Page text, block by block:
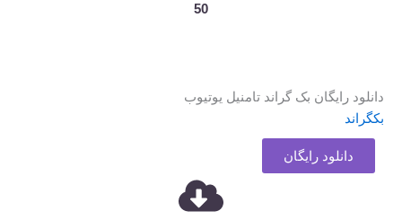
50
دانلود رایگان بک گراند تامنیل یوتیوب
بکگراند
دانلود رایگان